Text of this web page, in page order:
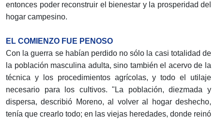
entonces poder reconstruir el bienestar y la prosperidad del
hogar campesino.
EL COMIENZO FUE PENOSO
Con la guerra se habían perdido no sólo la casi totalidad de
la población masculina adulta, sino también el acervo de la
técnica y los procedimientos agrícolas, y todo el utilaje
necesario para los cultivos. "La población, diezmada y
dispersa, describió Moreno, al volver al hogar deshecho,
tenía que crearlo todo; en las viejas heredades, donde reinó